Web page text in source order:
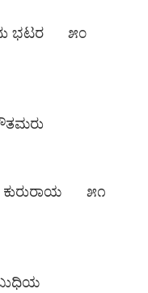
ಭಟರ ೫೦
ಕುರುರಾಯ ೫೧